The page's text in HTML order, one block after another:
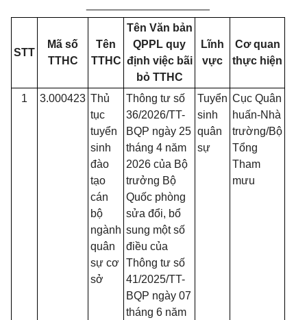
STT
Mã số
TTHC
Tên
TTHC
Tên Văn bản
QPPL quy
định việc bãi
bỏ TTHC
Lĩnh
vực
Cơ quan
thực hiện
1 3.000423 Thủ
tục
tuyển
sinh
đào
tạo
cán
bộ
ngành
quân
sự cơ
sở
Thông tư số
36/2026/TT-
BQP ngày 25
tháng 4 năm
2026 của Bộ
trưởng Bộ
Quốc phòng
sửa đổi, bổ
sung một số
điều của
Thông tư số
41/2025/TT-
BQP ngày 07
tháng 6 năm
Tuyển
sinh
quân
sự
Cục Quân
huấn-Nhà
trường/Bộ
Tổng
Tham
mưu